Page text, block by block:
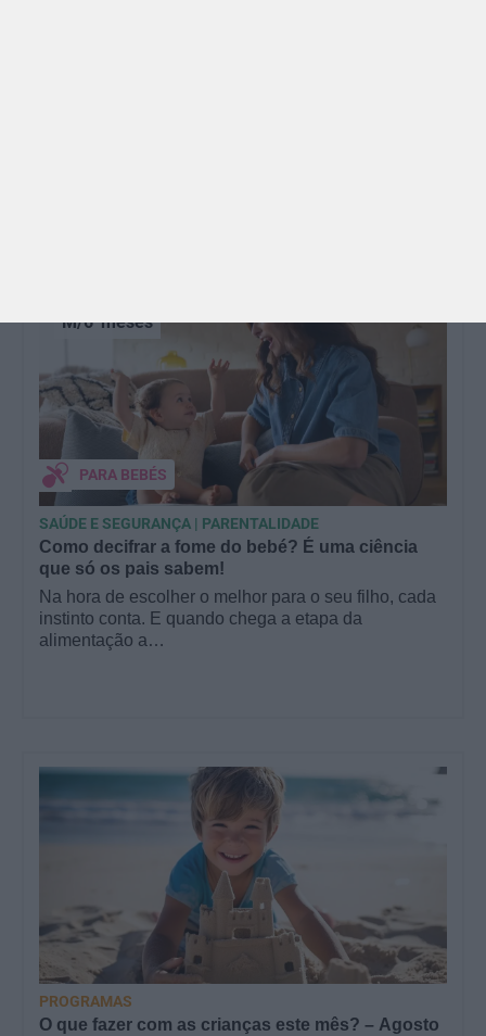
Como decifrar a fome do bebé? É uma ciência
que só os pais sabem!
Na hora de escolher o melhor para o seu filho, cada
instinto conta. E quando chega a etapa da
alimentação a…
M/6 meses
PARA BEBÉS
SAÚDE E SEGURANÇA | PARENTALIDADE
O que fazer com as crianças este mês? – Agosto
PROGRAMAS